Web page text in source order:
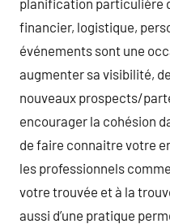
financier, logistique,
événements sont une
augmenter sa visibilité,
nouveaux prospects/
encourager la cohésion
de faire connaitre votre
les professionnels
votre trouvée et à la
aussi d’une pratique